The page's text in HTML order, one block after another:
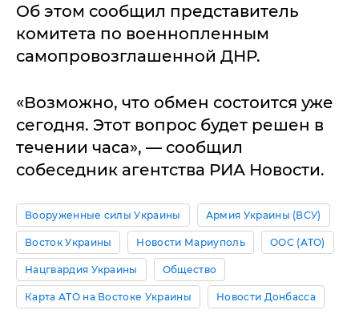
Об этом сообщил представитель
комитета по военнопленным
самопровозглашенной ДНР.
«Возможно, что обмен состоится уже
сегодня. Этот вопрос будет решен в
течении часа», — сообщил
собеседник агентства РИА Новости.
Вооруженные силы Украины Армия Украины (ВСУ)
Восток Украины Новости Мариуполь ООС (АТО)
Нацгвардия Украины Общество
Карта АТО на Востоке Украины Новости Донбасса